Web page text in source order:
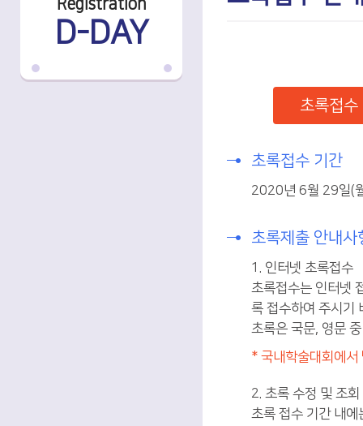
초록접수
초록접수 기간
2020년 6월 29일(
초록제출 안내사
1. 인터넷 초록접수
초록접수는 인터넷
록 접수하여 주시기
초록은 국문, 영문
* 국내학술대회에서
2. 초록 수정 및 조회
초록 접수 기간 내
Registration
D-DAY